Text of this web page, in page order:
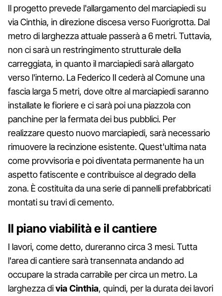
Il progetto prevede l'allargamento del marciapiedi su
via Cinthia, in direzione discesa verso Fuorigrotta. Dal
metro di larghezza attuale passerà a 6 metri. Tuttavia,
non ci sarà un restringimento strutturale della
carreggiata, in quanto il marciapiedi sarà allargato
verso l'interno. La Federico II cederà al Comune una
fascia larga 5 metri, dove oltre al marciapiedi saranno
installate le fioriere e ci sarà poi una piazzola con
panchine per la fermata dei bus pubblici. Per
realizzare questo nuovo marciapiedi, sarà necessario
rimuovere la recinzione esistente. Quest'ultima nata
come provvisoria e poi diventata permanente ha un
aspetto fatiscente e contribuisce al degrado della
zona. È costituita da una serie di pannelli prefabbricati
montati su travi di cemento.
Il piano viabilità e il cantiere
I lavori, come detto, dureranno circa 3 mesi. Tutta
l'area di cantiere sarà transennata andando ad
occupare la strada carrabile per circa un metro. La
larghezza divia Cinthia, quindi, per la durata dei lavori